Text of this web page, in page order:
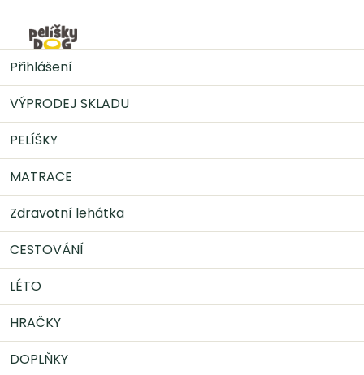
obsah
VÝPRODEJ SKLADU
PELÍŠKY
MATRACE
Zdravotní lehátka
CESTOVÁNÍ
LÉTO
HRAČKY
DOPLŇKY
Přihlášení
MATRACE